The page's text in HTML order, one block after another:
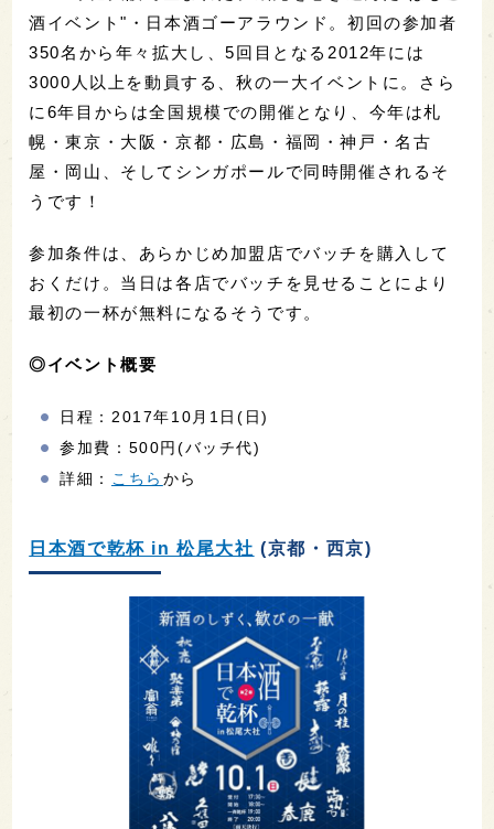
酒イベント"・日本酒ゴーアラウンド。初回の参加者
350名から年々拡大し、5回目となる2012年には
3000人以上を動員する、秋の一大イベントに。さら
に6年目からは全国規模での開催となり、今年は札
幌・東京・大阪・京都・広島・福岡・神戸・名古
屋・岡山、そしてシンガポールで同時開催されるそ
うです！
参加条件は、あらかじめ加盟店でバッチを購入して
おくだけ。当日は各店でバッチを見せることにより
最初の一杯が無料になるそうです。
◎イベント概要
日程：2017年10月1日(日)
参加費：500円(バッチ代)
詳細：
こちら から
日本酒で乾杯 in 松尾大社 (京都・西京)